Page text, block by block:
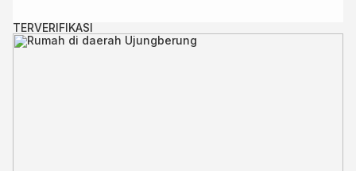
TERVERIFIKASI